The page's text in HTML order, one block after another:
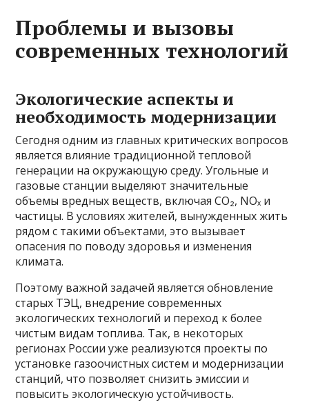
Проблемы и вызовы
современных технологий
Экологические аспекты и
необходимость модернизации
Сегодня одним из главных критических вопросов
является влияние традиционной тепловой
генерации на окружающую среду. Угольные и
газовые станции выделяют значительные
объемы вредных веществ, включая CO₂, NOₓ и
частицы. В условиях жителей, вынужденных жить
рядом с такими объектами, это вызывает
опасения по поводу здоровья и изменения
климата.
Поэтому важной задачей является обновление
старых ТЭЦ, внедрение современных
экологических технологий и переход к более
чистым видам топлива. Так, в некоторых
регионах России уже реализуются проекты по
установке газоочистных систем и модернизации
станций, что позволяет снизить эмиссии и
повысить экологическую устойчивость.